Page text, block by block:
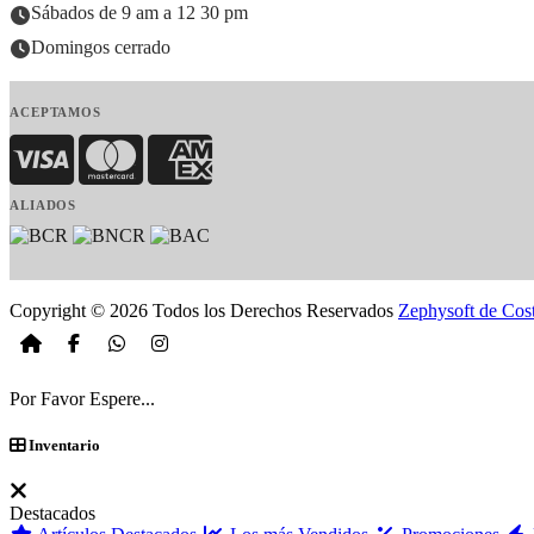
Sábados de 9 am a 12 30 pm
Domingos cerrado
ACEPTAMOS
Visa MasterCardAmerican Express
ALIADOS
Copyright © 2026 Todos los Derechos Reservados Zephysoft de
Por Favor Espere...
Inventario
Destacados